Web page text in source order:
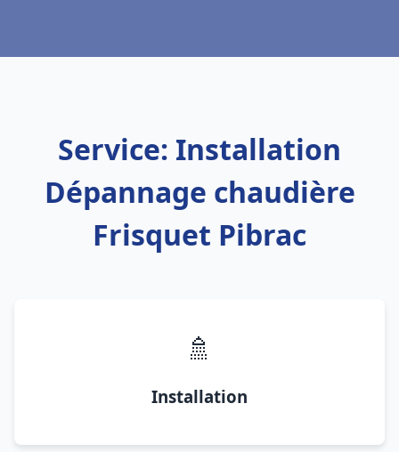
Service: Installation
Dépannage chaudière
Frisquet Pibrac
🚿
Installation